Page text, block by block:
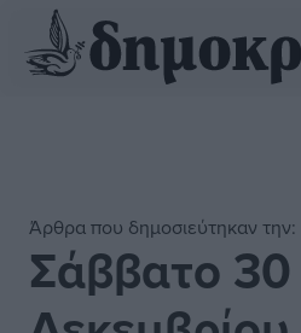
Άρθρα που δημοσιεύτηκαν την:
Σάββατο 30